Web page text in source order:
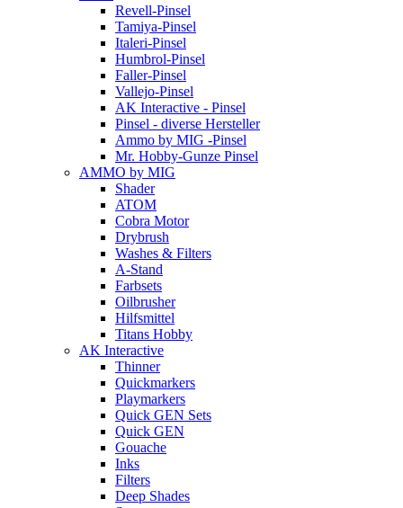
Revell-Pinsel
Tamiya-Pinsel
Italeri-Pinsel
Humbrol-Pinsel
Faller-Pinsel
Vallejo-Pinsel
AK Interactive - Pinsel
Pinsel - diverse Hersteller
Ammo by MIG -Pinsel
Mr. Hobby-Gunze Pinsel
AMMO by MIG
Shader
ATOM
Cobra Motor
Drybrush
Washes & Filters
A-Stand
Farbsets
Oilbrusher
Hilfsmittel
Titans Hobby
AK Interactive
Thinner
Quickmarkers
Playmarkers
Quick GEN Sets
Quick GEN
Gouache
Inks
Filters
Deep Shades